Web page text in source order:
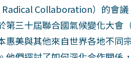
Radical Collaboration）的會
第三十屆聯合國氣候變化大會
惠美與其他來自世界各地不同